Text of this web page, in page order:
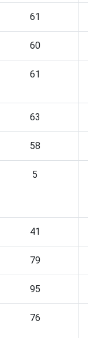
61
60
61
63
58
5
41
79
95
76